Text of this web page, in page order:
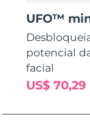
UFO™
potencial
facial
US$ 70,29